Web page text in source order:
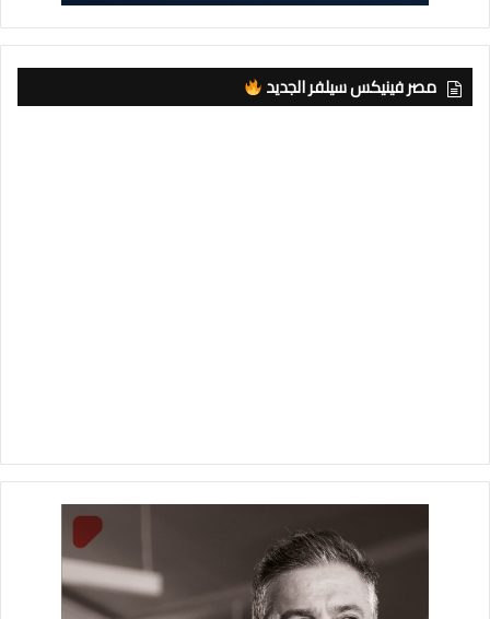
مصر فينيكس سيلفر الجديد